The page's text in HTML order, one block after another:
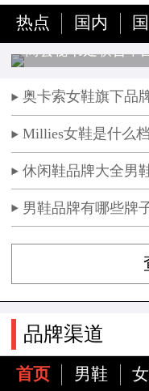
热点 国内
奥卡索女鞋旗下品
Millies女鞋是什么
休闲鞋品牌大全男
男鞋品牌有哪些牌
品牌渠道
首页 男鞋